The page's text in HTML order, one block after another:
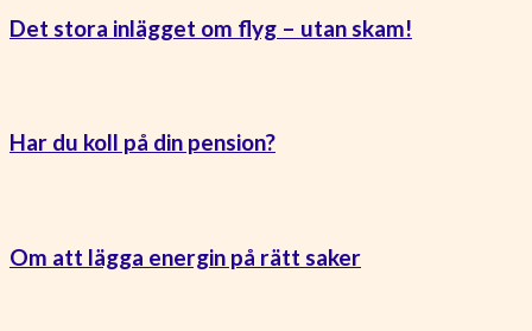
Det stora inlägget om flyg – utan skam!
Har du koll på din pension?
Om att lägga energin på rätt saker